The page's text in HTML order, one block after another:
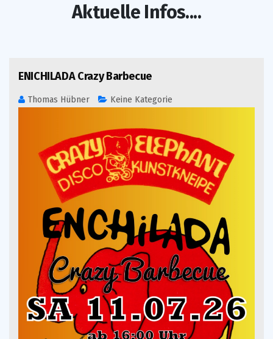
Aktuelle Infos....
ENICHILADA Crazy Barbecue
Thomas Hübner Keine Kategorie